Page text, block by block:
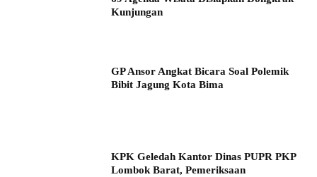
Kunjungan
GP Ansor Angkat Bicara Soal Polemik
Bibit Jagung Kota Bima
KPK Geledah Kantor Dinas PUPR PKP
Lombok Barat, Pemeriksaan